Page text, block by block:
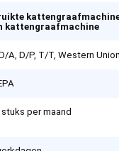
kattengraafmachine
A, D/P, T/T, Western
stuks per maand